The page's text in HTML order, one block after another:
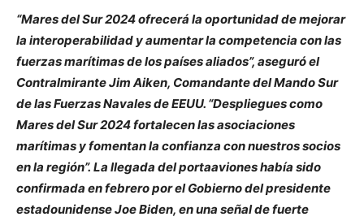
“Mares del Sur 2024 ofrecerá la oportunidad de mejorar
la interoperabilidad y aumentar la competencia con las
fuerzas marítimas de los países aliados”, aseguró el
Contralmirante Jim Aiken, Comandante del Mando Sur
de las Fuerzas Navales de EEUU. “Despliegues como
Mares del Sur 2024 fortalecen las asociaciones
marítimas y fomentan la confianza con nuestros socios
en la región”. La llegada del portaaviones había sido
confirmada en febrero por el Gobierno del presidente
estadounidense Joe Biden, en una señal de fuerte